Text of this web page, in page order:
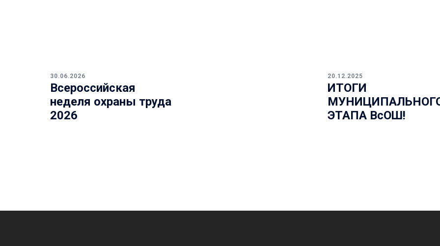
30.06.2026
Всероссийская
неделя охраны труда
2026
20.12.2025
ИТОГИ
ЭТАПА ВсОШ!